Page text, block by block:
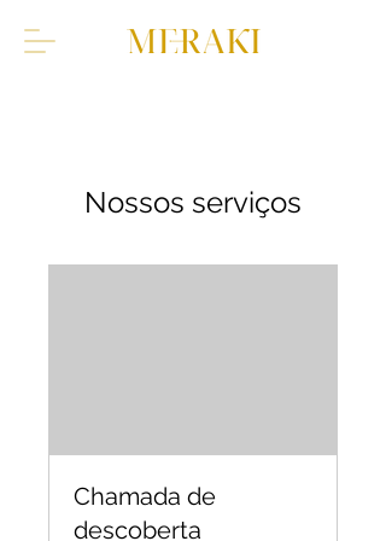
Nossos serviços
Chamada de
descoberta